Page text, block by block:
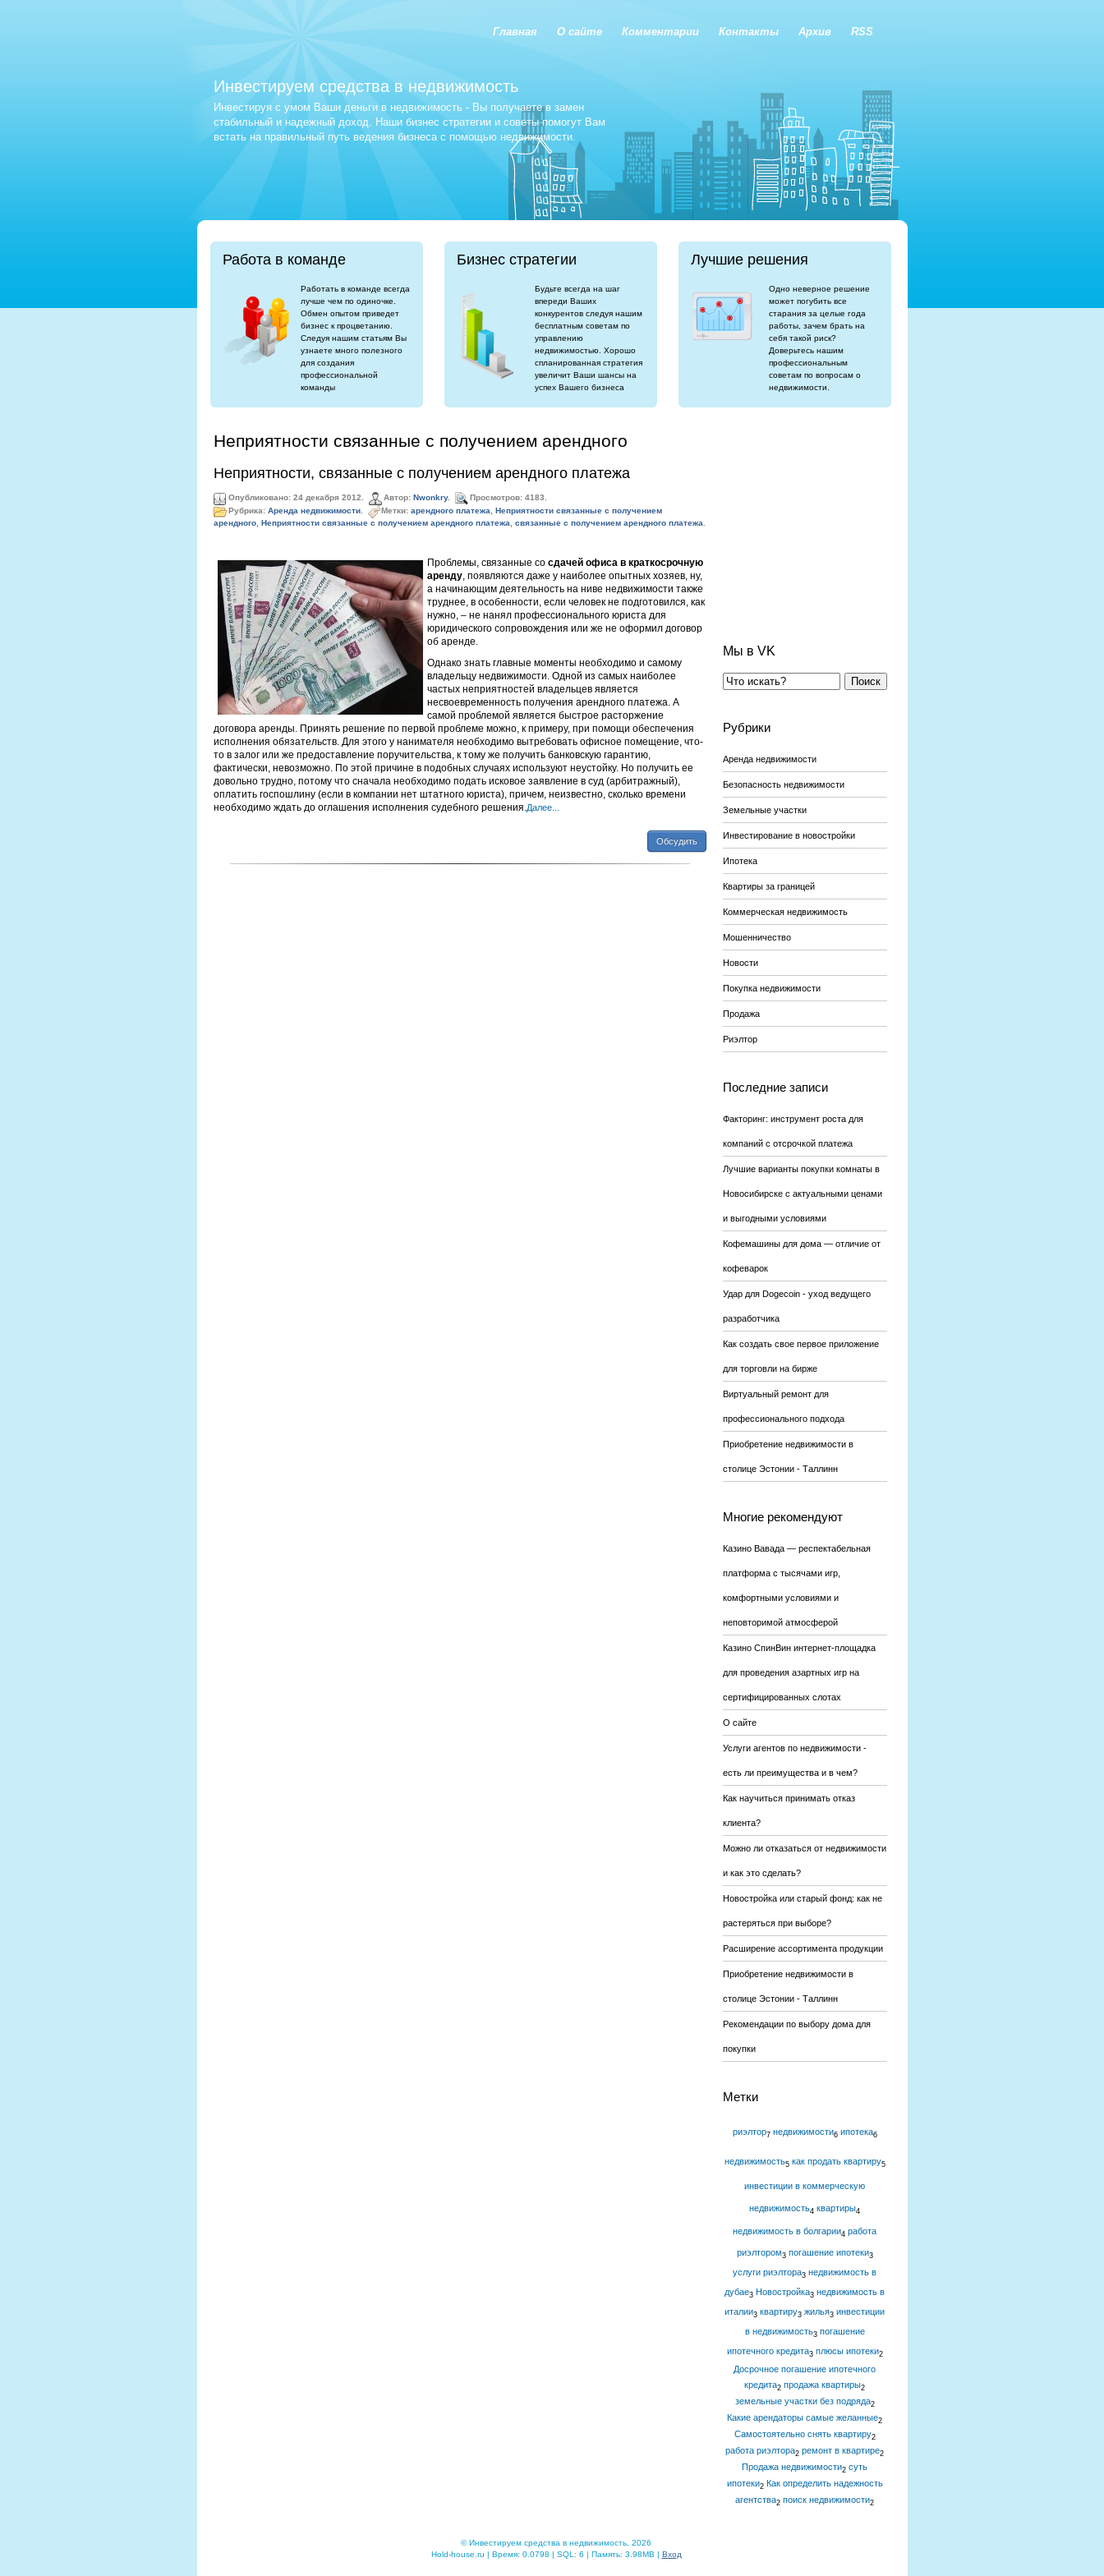
Главная О сайте Комментарии Контакты Архив RSS
Инвестируем средства в недвижимость
Инвестируя с умом Ваши деньги в недвижимость - Вы получаете в замен
стабильный и надежный доход. Наши бизнес стратегии и советы помогут Вам
встать на правильный путь ведения бизнеса с помощью недвижимости.
Работа в команде
Работать в команде всегда
лучше чем по одиночке.
Обмен опытом приведет
бизнес к процветанию.
Следуя нашим статьям Вы
узнаете много полезного
для создания
профессиональной
команды
Бизнес стратегии
Будьте всегда на шаг
впереди Ваших
конкурентов следуя нашим
бесплатным советам по
управлению
недвижимостью. Хорошо
спланированная стратегия
увеличит Ваши шансы на
успех Вашего бизнеса
Лучшие решения
Одно неверное решение
может погубить все
старания за целые года
работы, зачем брать на
себя такой риск?
Доверьтесь нашим
профессиональным
советам по вопросам о
недвижимости.
Неприятности связанные с получением арендного
Неприятности, связанные с получением арендного платежа
Опубликовано: 24 декабря 2012. Автор: Nwonkry.
Просмотров: 4183.
Рубрика: Аренда недвижимости. Метки: арендного платежа
Неприятности связанные с получением
арендного, Неприятности связанные с получением арендного платежа связанные с получением арендного платежа
Проблемы, связанные со сдачей офиса в краткосрочную
аренду, появляются даже у наиболее опытных хозяев, ну,
а начинающим деятельность на ниве недвижимости также
труднее, в особенности, если человек не подготовился, как
нужно, – не нанял профессионального юриста для
юридического сопровождения или же не оформил договор
об аренде.
Однако знать главные моменты необходимо и самому
владельцу недвижимости. Одной из самых наиболее
частых неприятностей владельцев является
несвоевременность получения арендного платежа. А
самой проблемой является быстрое расторжение
договора аренды. Принять решение по первой проблеме можно, к примеру, при помощи обеспечения
исполнения обязательств. Для этого у нанимателя необходимо вытребовать офисное помещение, что-
то в залог или же предоставление поручительства, к тому же получить банковскую гарантию,
фактически, невозможно. По этой причине в подобных случаях используют неустойку. Но получить ее
довольно трудно, потому что сначала необходимо подать исковое заявление в суд (арбитражный),
оплатить госпошлину (если в компании нет штатного юриста), причем, неизвестно, сколько времени
необходимо ждать до оглашения исполнения судебного решения.Далее...
Обсудить
Мы в VK
Поиск
Рубрики
Аренда недвижимости
Безопасность недвижимости
Земельные участки
Инвестирование в новостройки
Ипотека
Квартиры за границей
Коммерческая недвижимость
Мошенничество
Новости
Покупка недвижимости
Продажа
Риэлтор
Последние записи
Факторинг: инструмент роста для
компаний с отсрочкой платежа
Лучшие варианты покупки комнаты в
Новосибирске с актуальными ценами
и выгодными условиями
Кофемашины для дома — отличие от
кофеварок
Удар для Dogecoin - уход ведущего
разработчика
Как создать свое первое приложение
для торговли на бирже
Виртуальный ремонт для
профессионального подхода
Приобретение недвижимости в
столице Эстонии - Таллинн
Многие рекомендуют
Казино Вавада — респектабельная
платформа с тысячами игр,
комфортными условиями и
неповторимой атмосферой
Казино СпинВин интернет-площадка
для проведения азартных игр на
сертифицированных слотах
О сайте
Услуги агентов по недвижимости -
есть ли преимущества и в чем?
Как научиться принимать отказ
клиента?
Можно ли отказаться от недвижимости
и как это сделать?
Новостройка или старый фонд: как не
растеряться при выборе?
Расширение ассортимента продукции
Приобретение недвижимости в
столице Эстонии - Таллинн
Рекомендации по выбору дома для
покупки
Метки
риэлтор7 недвижимости6 ипотека6
недвижимость5 как продать квартиру5
инвестиции в коммерческую
недвижимость4 квартиры4
недвижимость в болгарии4 работа
риэлтором3 погашение ипотеки3
услуги риэлтора3 недвижимость в
дубае3 Новостройка3 недвижимость в
италии3 квартиру3 жилья3 инвестиции
в недвижимость3 погашение
ипотечного кредита3 плюсы ипотеки2
Досрочное погашение ипотечного
кредита2 продажа квартиры2
земельные участки без подряда2
Какие арендаторы самые желанные2
Самостоятельно снять квартиру2
работа риэлтора2 ремонт в квартире2
Продажа недвижимости2 суть
ипотеки2 Как определить надежность
агентства2 поиск недвижимости2
© Инвестируем средства в недвижимость, 2026
Hold-house.ru | Время: 0.0798 | SQL: 6 | Память: 3.98MB | Вход